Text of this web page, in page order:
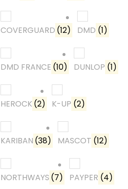
COVERGUARD (12) DMD (1)
DMD FRANCE (10) DUNLOP (1)
HEROCK (2) K-UP (2)
KARIBAN (38) MASCOT (12)
NORTHWAYS (7) PAYPER (4)